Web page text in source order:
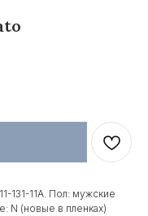
131-11A. Пол: мужские
N (новые в пленках)